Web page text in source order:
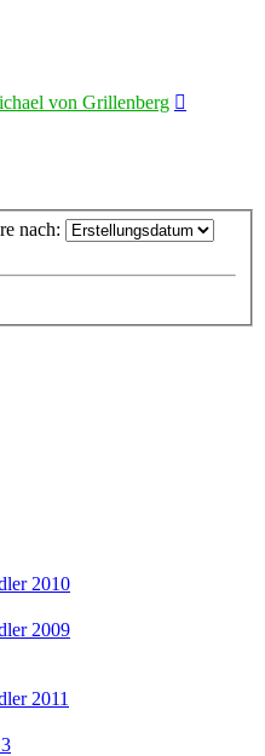
von Grillenberg
nach:
2010
2009
2011